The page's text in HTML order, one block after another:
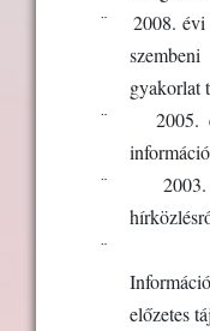
¨
2008.
gyakorlat
¨
2005.
¨
¨
előzetes